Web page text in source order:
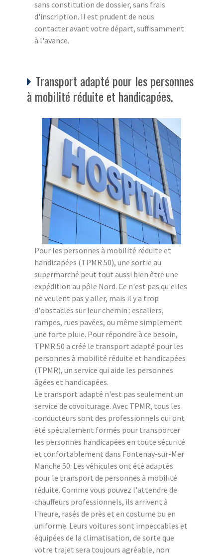
sans constitution de dossier, sans frais
d'inscription. Il est prudent de nous
contacter avant votre départ, suffisamment
à l'avance.
Transport adapté pour les personnes
à mobilité réduite et handicapées.
Pour les personnes à mobilité réduite et
handicapées (TPMR 50), une sortie au
supermarché peut tout aussi bien être une
expédition au pôle Nord. Ce n'est pas qu'elles
ne veulent pas y aller, mais il y a trop
d'obstacles sur leur chemin : escaliers,
rampes, rues pavées, ou même simplement
une forte pluie. Pour répondre à ce besoin,
TPMR 50 a créé le transport adapté pour les
personnes à mobilité réduite et handicapées
(TPMR), un service qui aide les personnes
âgées et handicapées.
Le transport adapté n'est pas seulement un
service de covoiturage. Avec TPMR, tous les
conducteurs sont des professionnels qui ont
été spécialement formés pour transporter
les personnes handicapées en toute sécurité
et confortablement dans Fontenay-sur-Mer
Manche 50. Les véhicules ont été adaptés
pour le transport de personnes à mobilité
réduite. Comme vous pouvez l'attendre de
chauffeurs professionnels, ils arrivent à
l'heure, rasés de près et en costume ou en
uniforme. Leurs voitures sont impeccables et
équipées de la climatisation, de sorte que
votre trajet sera toujours agréable, non